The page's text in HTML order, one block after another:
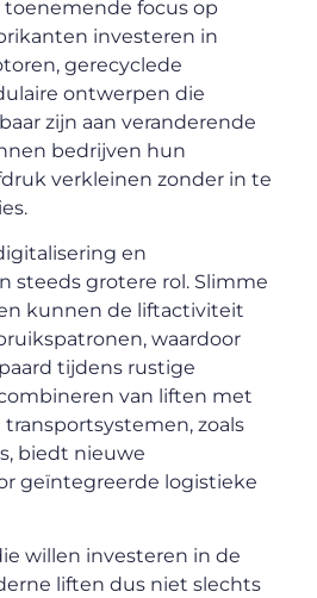
focus op
investeren in
gerecyclede
ontwerpen die
zijn aan veranderende
bedrijven hun
verkleinen zonder in te
en
steeds grotere rol. Slimme
kunnen de liftactiviteit
waardoor
tijdens rustige
van liften met
zoals
biedt nieuwe
geïntegreerde logistieke
willen investeren in de
liften dus niet slechts